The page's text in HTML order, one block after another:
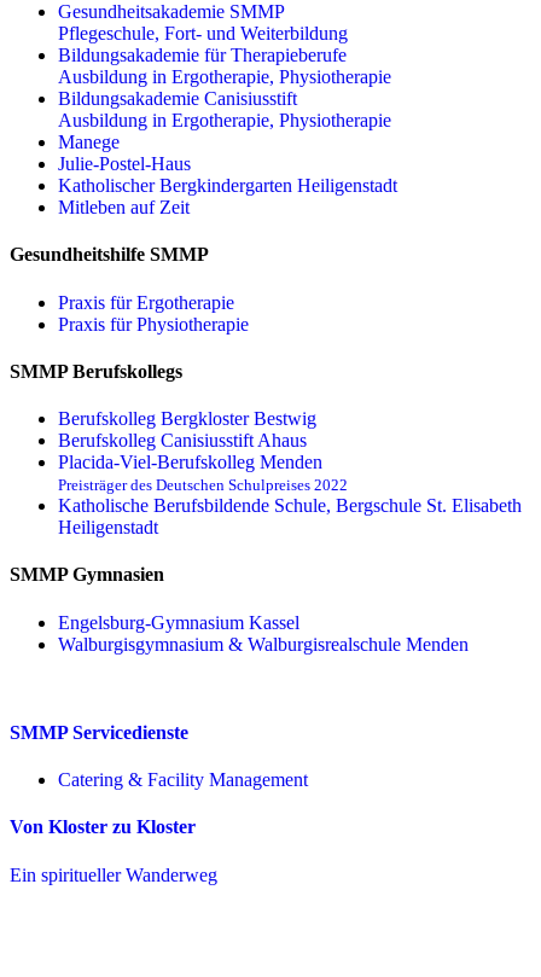
Gesundheitsakademie SMMP
Pflegeschule, Fort- und Weiterbildung
Bildungsakademie für Therapieberufe
Ausbildung in Ergotherapie, Physiotherapie
Bildungsakademie Canisiusstift
Ausbildung in Ergotherapie, Physiotherapie
Manege
Julie-Postel-Haus
Katholischer Bergkindergarten Heiligenstadt
Mitleben auf Zeit
Gesundheitshilfe SMMP
Praxis für Ergo­therapie
Praxis für Physio­therapie
SMMP Berufskollegs
Berufskolleg Bergkloster Bestwig
Berufskolleg Canisiusstift Ahaus
Placida-Viel-Berufskolleg Menden
Preisträger des Deutschen Schulpreises 2022
Katholische Berufsbildende Schule, Bergschule St. Elisabeth
Heiligenstadt
SMMP Gymnasien
Engelsburg-Gymnasium Kassel
Walburgisgymnasium & Walburgisrealschule Menden
SMMP Servicedienste
Catering & Facility Management
Von Kloster zu Kloster
Ein spiritueller Wanderweg